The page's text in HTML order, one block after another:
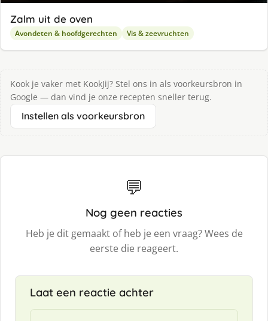
Zalm uit de oven
Avondeten & hoofdgerechten Vis & zeevruchten
Kook je vaker met KookJij? Stel ons in als voorkeursbron in
Google — dan vind je onze recepten sneller terug.
Instellen als voorkeursbron
💬
Nog geen reacties
Heb je dit gemaakt of heb je een vraag? Wees de
eerste die reageert.
Laat een reactie achter